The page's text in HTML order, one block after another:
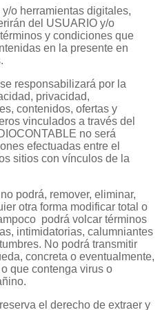
o herramientas digitales,
del USUARIO y/o
y condiciones que
en la presente en
responsabilizará por la
privacidad,
contenidos, ofertas y
vinculados a través del
no será
efectuadas entre el
sitios con vínculos de la
podrá, remover, eliminar,
otra forma modificar total o
podrá volcar términos
intimidatorias, calumniantes
No podrá transmitir
concreta o eventualmente,
que contenga virus o
el derecho de extraer y